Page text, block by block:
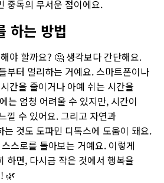
중독의 무서운 점이에요.
하는 방법
야 할까요? 🤔 생각보다 간단해요.
부터 멀리하는 거예요. 스마트폰이나
간을 줄이거나 아예 쉬는 시간을
는 엄청 어려울 수 있지만, 시간이
낄 수 있어요. 그리고 자연과
는 것도 도파민 디톡스에 도움이 돼요.
스로를 돌아보는 거예요. 이렇게
하면, 다시금 작은 것에서 행복을
🌿